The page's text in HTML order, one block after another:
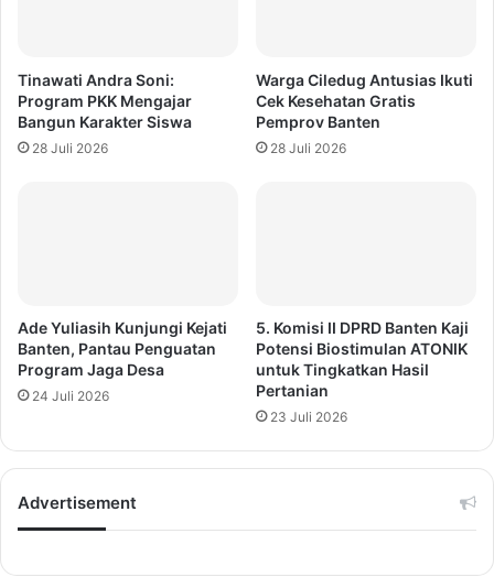
Tinawati Andra Soni:
Program PKK Mengajar
Bangun Karakter Siswa
28 Juli 2026
Warga Ciledug Antusias Ikuti
Cek Kesehatan Gratis
Pemprov Banten
28 Juli 2026
Ade Yuliasih Kunjungi Kejati
Banten, Pantau Penguatan
Program Jaga Desa
24 Juli 2026
5. Komisi II DPRD Banten Kaji
Potensi Biostimulan ATONIK
untuk Tingkatkan Hasil
Pertanian
23 Juli 2026
Advertisement